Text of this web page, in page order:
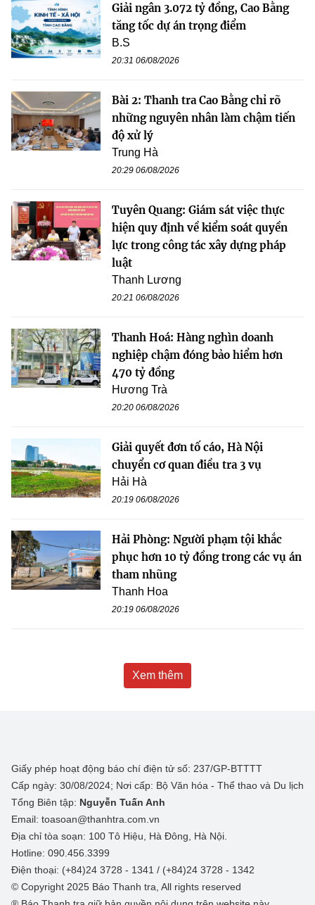
Giải ngân 3.072 tỷ đồng, Cao Bằng
tăng tốc dự án trọng điểm
B.S
20:31 06/08/2026
Bài 2: Thanh tra Cao Bằng chỉ rõ
những nguyên nhân làm chậm tiến
độ xử lý
Trung Hà
20:29 06/08/2026
Tuyên Quang: Giám sát việc thực
hiện quy định về kiểm soát quyền
lực trong công tác xây dựng pháp
luật
Thanh Lương
20:21 06/08/2026
Thanh Hoá: Hàng nghìn doanh
nghiệp chậm đóng bảo hiểm hơn
470 tỷ đồng
Hương Trà
20:20 06/08/2026
Giải quyết đơn tố cáo, Hà Nội
chuyển cơ quan điều tra 3 vụ
Hải Hà
20:19 06/08/2026
Hải Phòng: Người phạm tội khắc
phục hơn 10 tỷ đồng trong các vụ án
tham nhũng
Thanh Hoa
20:19 06/08/2026
Xem thêm
Giấy phép hoạt động báo chí điện tử số: 237/GP-BTTTT
Cấp ngày: 30/08/2024; Nơi cấp: Bộ Văn hóa - Thể thao và Du lịch
Tổng Biên tập: Nguyễn Tuấn Anh
Email: toasoan@thanhtra.com.vn
Địa chỉ tòa soạn: 100 Tô Hiệu, Hà Đông, Hà Nội.
Hotline: 090.456.3399
Điện thoại: (+84)24 3728 - 1341 / (+84)24 3728 - 1342
© Copyright 2025 Báo Thanh tra, All rights reserved